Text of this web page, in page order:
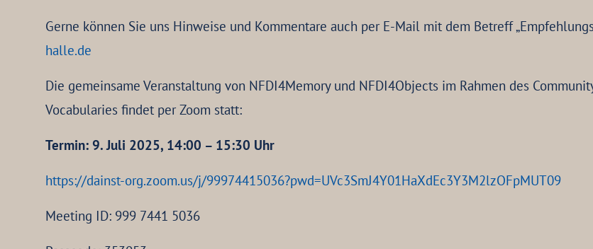
Gerne können Sie uns Hinweise und Kommentare auch per E-Mail mit dem Betreff
halle.de
Die gemeinsame Veranstaltung von NFDI4Memory und NFDI4Objects im Rahmen des
Vocabularies findet per Zoom statt:
Termin: 9. Juli 2025, 14:00 – 15:30 Uhr
https://dainst-org.zoom.us/j/99974415036?pwd=UVc3SmJ4Y01HaXdEc3Y3M2lzOFpMUT09
Meeting ID: 999 7441 5036